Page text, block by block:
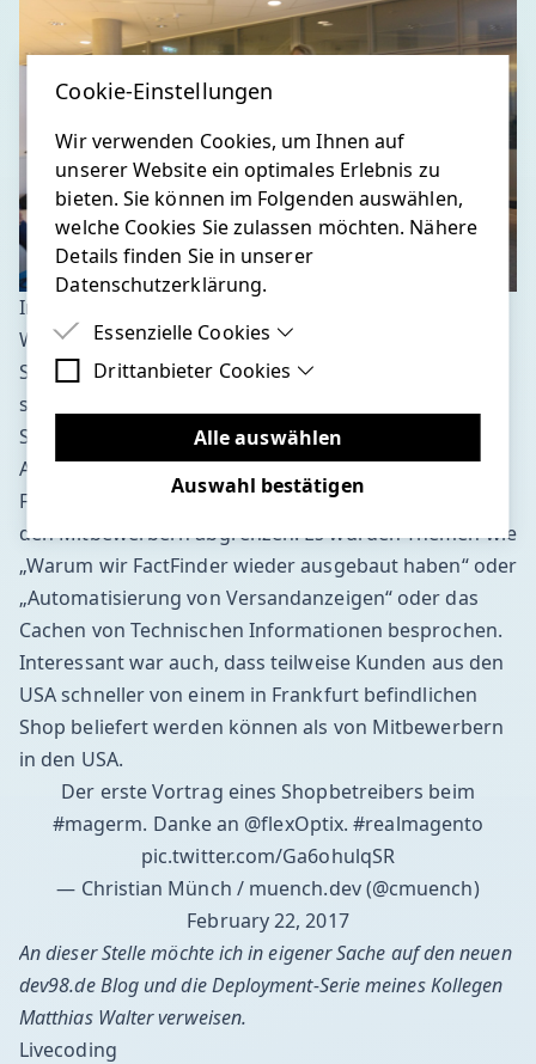
Im Anschluss an den Deployment-Vortrag wurde auf
Wunsch der Anwesenden auch noch der Flexoptix
Shop im Frontend einmal vorgestellt. In den
seltensten Fällen sind Shops einfach nur von der
Stange. Es befinden sich oft Branchenspezifische
Anpassungen in der Software. So sind auch im
Flexoptix Shop einige Dinge eingebaut die diesen von
den Mitbewerbern abgrenzen. Es wurden Themen wie
„Warum wir FactFinder wieder ausgebaut haben“ oder
„Automatisierung von Versandanzeigen“ oder das
Cachen von Technischen Informationen besprochen.
Interessant war auch, dass teilweise Kunden aus den
USA schneller von einem in Frankfurt befindlichen
Shop beliefert werden können als von Mitbewerbern
in den USA.
Der erste Vortrag eines Shopbetreibers beim
#magerm. Danke an @flexOptix.#realmagento
pic.twitter.com/Ga6ohulqSR
— Christian Münch / muench.dev (@cmuench)
February 22, 2017
An dieser Stelle möchte ich in eigener Sache auf den neuen
dev98.deBlog und dieDeployment-Seriemeines Kollegen
Matthias Walterverweisen.
Livecoding
Cookie-Einstellungen
Wir verwenden Cookies, um Ihnen auf
unserer Website ein optimales Erlebnis zu
bieten. Sie können im Folgenden auswählen,
welche Cookies Sie zulassen möchten. Nähere
Details finden Sie in unserer
Datenschutzerklärung.
Essenzielle Cookies
Essenzielle Cookies sind Cookies, welche für
benötigt werden.
Drittanbieter Cookies
Drittanbieter Cookies sind Cookies, die
Drittanbieter-Software setzen, um Funktionen
wie Google Maps zu ermöglichen.
Alle auswählen
Auswahl bestätigen